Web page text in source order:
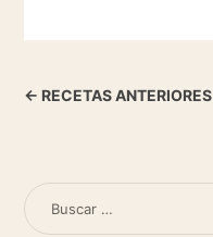
← RECETAS ANTERIORES
BUSCAR: